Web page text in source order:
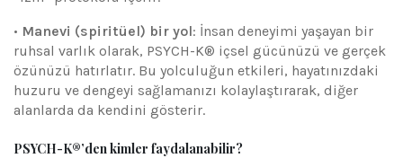
• Manevi (spiritüel) bir yol: İnsan deneyimi yaşayan bir
ruhsal varlık olarak, PSYCH-K® içsel gücünüzü ve gerçek
özünüzü hatırlatır. Bu yolculuğun etkileri, hayatınızdaki
huzuru ve dengeyi sağlamanızı kolaylaştırarak, diğer
alanlarda da kendini gösterir.
PSYCH-K®’den kimler faydalanabilir?